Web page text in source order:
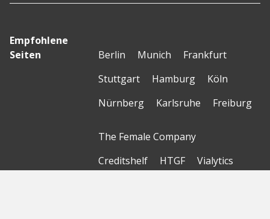
Empfohlene
Seiten
Berlin Munich
Frankfurt
Stuttgart
Hamburg
Köln
Nürnberg
Karlsruhe Freiburg
The Female Company
Creditshelf
HTGF
Vialytics